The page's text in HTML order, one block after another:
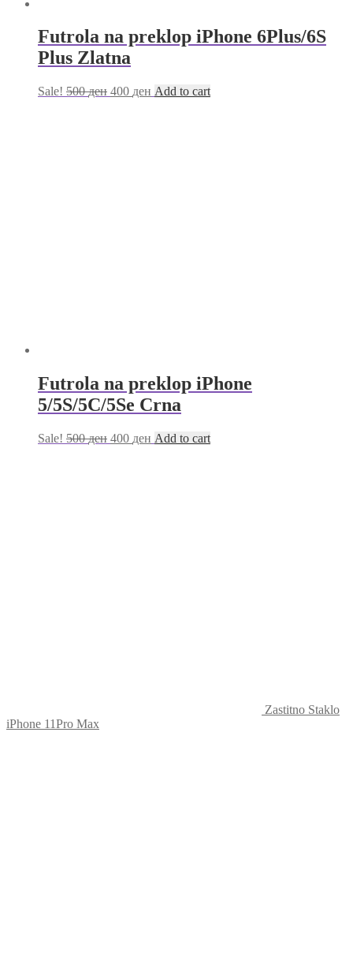
Futrola na preklop iPhone 6Plus/6S
Plus Zlatna
Sale! 500ден 400 ден Add to cart
Futrola na preklop iPhone
5/5S/5C/5Se Crna
Sale! 500ден 400 ден Add to cart
Zastitno Staklo
iPhone 11Pro Max